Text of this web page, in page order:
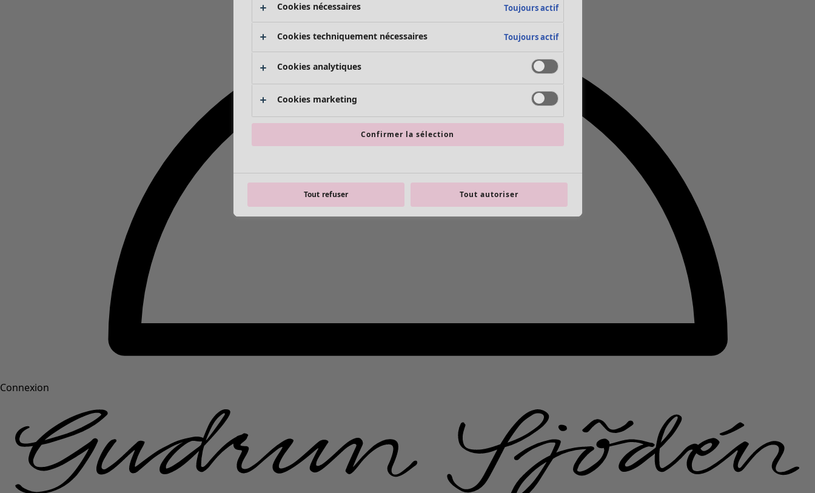
Connexion
Cookies nécessaires Toujours actif
Cookies techniquement nécessaires Toujours actif
Cookies analytiques
Cookies marketing
Confirmer la sélection
Tout refuser Tout autoriser